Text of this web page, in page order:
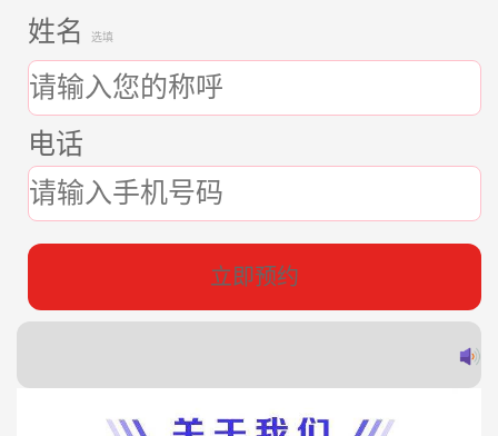
姓名 选填
电话
立即预约